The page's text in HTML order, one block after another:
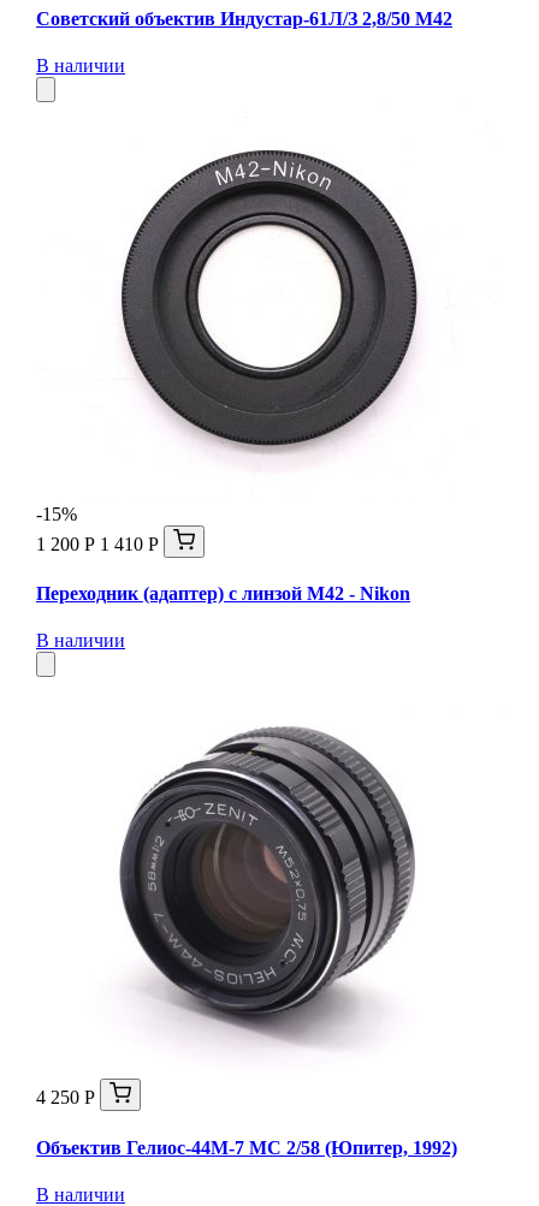
Советский объектив Индустар-61Л/З 2,8/50 М42
В наличии
-15%
1 200 Р 1 410 Р
Переходник (адаптер) с линзой М42 - Nikon
В наличии
4 250 Р
Объектив Гелиос-44М-7 МС 2/58 (Юпитер, 1992)
В наличии